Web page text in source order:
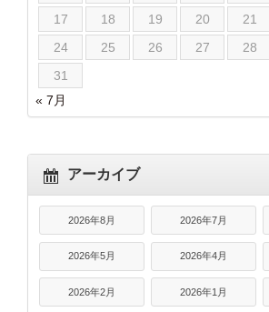
17
18 19 20 21
24
25 26 27 28
31
« 7月
アーカイブ
2026年8月 2026年7月
2026年5月 2026年4月
2026年2月 2026年1月